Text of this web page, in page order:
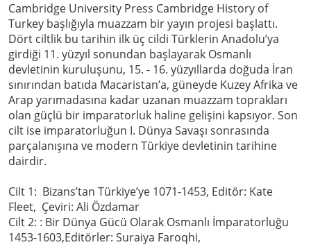
Cambridge University Press Cambridge History of
Turkey başlığıyla muazzam bir yayın projesi başlattı.
Dört ciltlik bu tarihin ilk üç cildi Türklerin Anadolu’ya
girdiği 11. yüzyıl sonundan başlayarak Osmanlı
devletinin kuruluşunu, 15. - 16. yüzyıllarda doğuda İran
sınırından batıda Macaristan’a, güneyde Kuzey Afrika ve
Arap yarımadasına kadar uzanan muazzam toprakları
olan güçlü bir imparatorluk haline gelişini kapsıyor. Son
cilt ise imparatorluğun I. Dünya Savaşı sonrasında
parçalanışına ve modern Türkiye devletinin tarihine
dairdir.
Cilt 1: Bizans’tan Türkiye’ye 1071-1453, Editör: Kate
Fleet, Çeviri: Ali Özdamar
Cilt 2: : Bir Dünya Gücü Olarak Osmanlı İmparatorluğu
1453-1603,Editörler: Suraiya Faroqhi,